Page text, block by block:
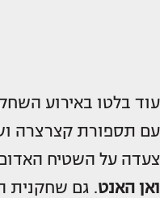
עוד בלטו באירוע
עם תספורת קצרצרה
צעדה על השטיח האדום
ואן האנט. גם שחקנית